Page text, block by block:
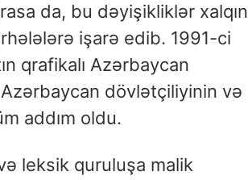
da, bu dəyişikliklər xalqın
işarə edib. 1991-ci
qrafikalı Azərbaycan
dövlətçiliyinin və
addım oldu.
leksik quruluşa malik